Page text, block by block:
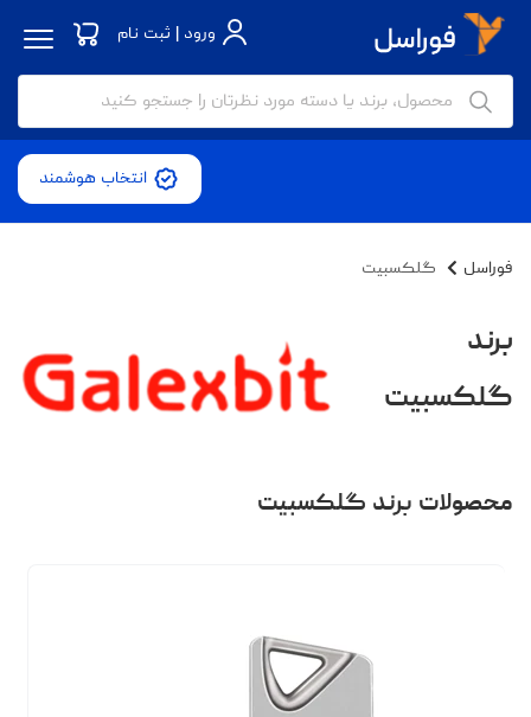
ورود | ثبت نام
انتخاب هوشمند
فوراسل گلکسبیت
برند
گلکسبیت
محصولات برند گلکسبیت